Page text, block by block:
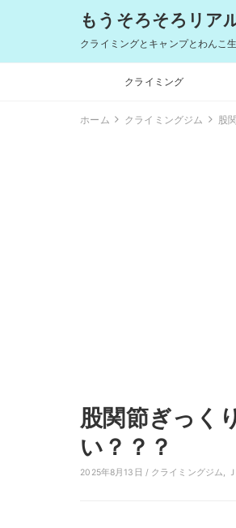
もうそろそろリ
クライミングとキャンプとわんこ
クライミング
ホーム クライミングジム 股
股関節ぎっく
い？？？
2025年8月13日 / クライミングジム,